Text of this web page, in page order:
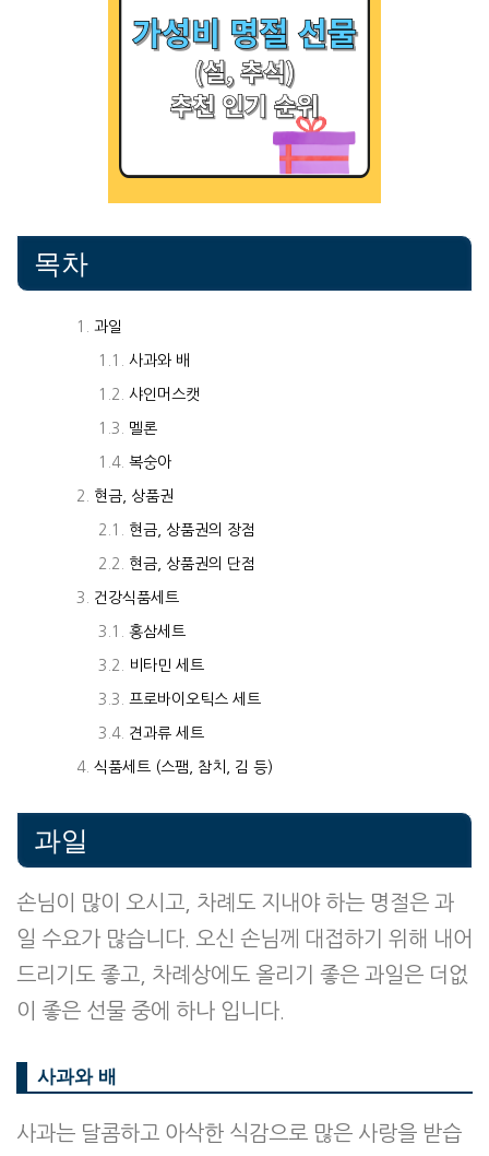
목차
과일
사과와 배
샤인머스캣
멜론
복숭아
현금, 상품권
현금, 상품권의 장점
현금, 상품권의 단점
건강식품세트
홍삼세트
비타민 세트
프로바이오틱스 세트
견과류 세트
식품세트 (스팸, 참치, 김 등)
과일
손님이 많이 오시고, 차례도 지내야 하는 명절은 과
일 수요가 많습니다. 오신 손님께 대접하기 위해 내어
드리기도 좋고, 차례상에도 올리기 좋은 과일은 더없
이 좋은 선물 중에 하나 입니다.
사과와 배
사과는 달콤하고 아삭한 식감으로 많은 사랑을 받습